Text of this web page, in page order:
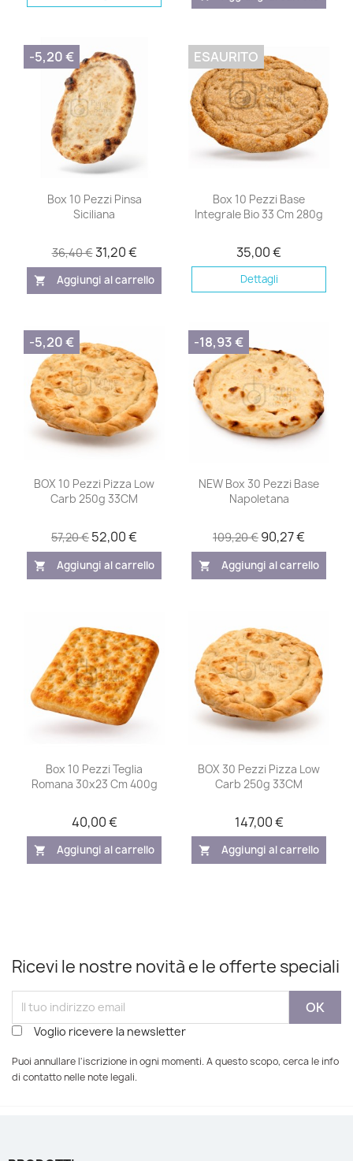
Box 10 Pezzi Pinsa
Siciliana
36,40 €31,20 €
shopping_cart Aggiungi al carrello
-5,20 €
Box 10 Pezzi Base
Integrale Bio 33 Cm 280g
35,00 €
Dettagli
ESAURITO
BOX 10 Pezzi Pizza Low
Carb 250g 33CM
57,20 € 52,00 €
shopping_cart Aggiungi al carrello
-5,20 €
NEW Box 30 Pezzi Base
Napoletana
109,20 € 90,27 €
shopping_cart Aggiungi al carrello
-18,93 €
Box 10 Pezzi Teglia
Romana 30x23 Cm 400g
40,00 €
shopping_cart Aggiungi al carrello
BOX 30 Pezzi Pizza Low
Carb 250g 33CM
147,00 €
shopping_cart Aggiungi al carrello
Ricevi le nostre novità e le offerte speciali
Voglio ricevere la newsletter
Puoi annullare l'iscrizione in ogni momenti. A questo scopo, cerca le info
di contatto nelle note legali.